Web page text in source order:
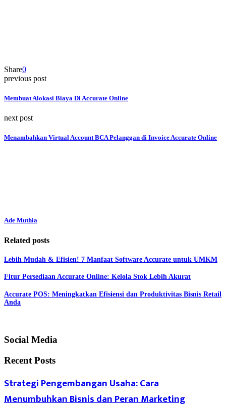
Share0
previous post
Membuat Alokasi Biaya Di Accurate Online
next post
Menambahkan Virtual Account BCA Pelanggan di Invoice Accurate Online
Ade Muthia
Related posts
Lebih Mudah & Efisien! 7 Manfaat Software Accurate untuk UMKM
Fitur Persediaan Accurate Online: Kelola Stok Lebih Akurat
Accurate POS: Meningkatkan Efisiensi dan Produktivitas Bisnis Retail
Anda
Social Media
Recent Posts
Strategi Pengembangan Usaha: Cara
Menumbuhkan Bisnis dan Peran Marketing